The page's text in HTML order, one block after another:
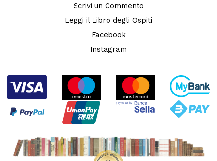
Scrivi un Commento
Leggi il Libro degli Ospiti
Facebook
Instagram